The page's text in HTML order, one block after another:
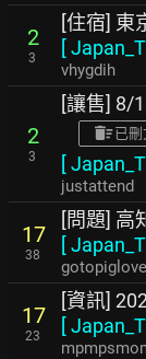
2
3
[住宿] 東
[
vhygdih
2
3
[讓售] 8/
已刪
[
justattend
17
38
[問題] 高
[
gotopiglove
17
23
[資訊]
[